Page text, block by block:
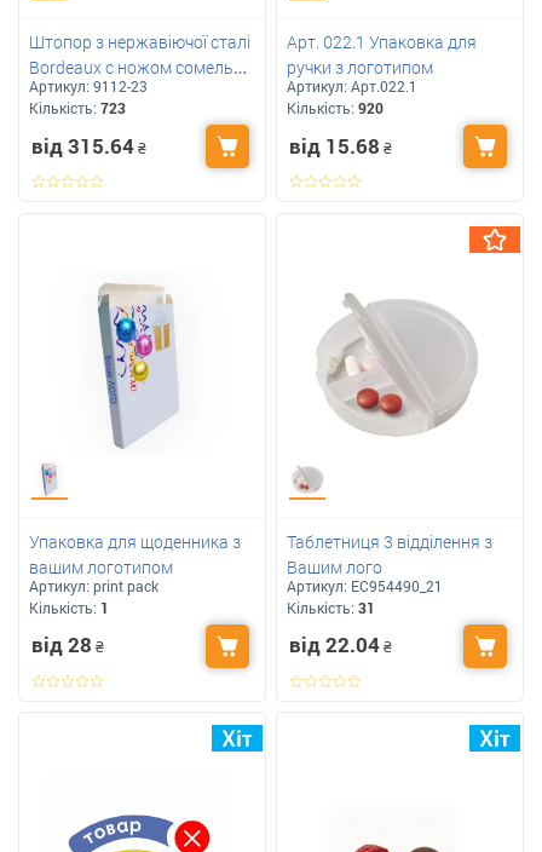
Штопор з нержавіючої сталі
Bordeaux с ножом сомельє
під друк вашого лого
Артикул: 9112-23
Кількість: 723
від 315.64₴
Арт. 022.1 Упаковка для
ручки з логотипом
Артикул:Арт.022.1
Кількість:920
від 15.68 ₴
Упаковка для щоденника з
вашим логотипом
Артикул: print pack
Кількість: 1
від 28 ₴
Таблетниця 3 відділення з
Вашим лого
Артикул: ЕС954490_21
Кількість:31
від 22.04₴